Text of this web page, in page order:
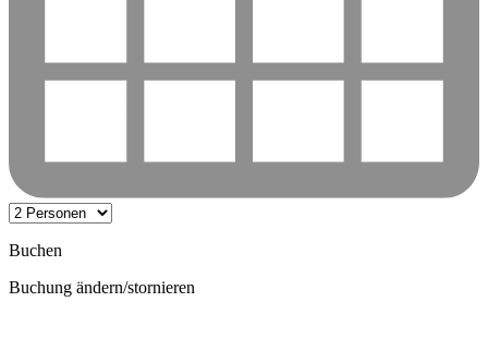
Buchen
Buchung ändern/stornieren